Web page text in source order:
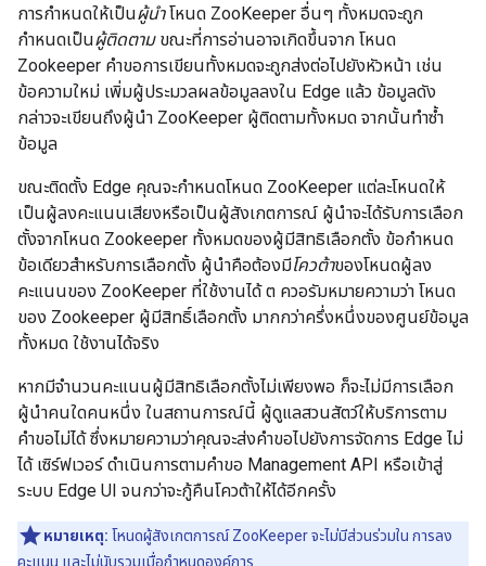
การกำหนดให้เป็นผู้นำโหนด ZooKeeper อื่นๆ ทั้งหมดจะถูก
กำหนดเป็นผู้ติดตามขณะที่การอ่านอาจเกิดขึ้นจาก โหนด
Zookeeper คำขอการเขียนทั้งหมดจะถูกส่งต่อไปยังหัวหน้า เช่น
ข้อความใหม่ เพิ่มผู้ประมวลผลข้อมูลลงใน Edge แล้ว ข้อมูลดัง
กล่าวจะเขียนถึงผู้นำ ZooKeeper ผู้ติดตามทั้งหมด จากนั้นทำซ้ำ
ข้อมูล
ขณะติดตั้ง Edge คุณจะกำหนดโหนด ZooKeeper แต่ละโหนดให้
เป็นผู้ลงคะแนนเสียงหรือเป็นผู้สังเกตการณ์ ผู้นำจะได้รับการเลือก
ตั้งจากโหนด Zookeeper ทั้งหมดของผู้มีสิทธิเลือกตั้ง ข้อกำหนด
ข้อเดียวสำหรับการเลือกตั้ง ผู้นำคือต้องมีโควต้าของโหนดผู้ลง
คะแนนของ ZooKeeper ที่ใช้งานได้ ต ควอรัมหมายความว่า โหนด
ของ Zookeeper ผู้มีสิทธิ์เลือกตั้ง มากกว่าครึ่งหนึ่งของศูนย์ข้อมูล
ทั้งหมด ใช้งานได้จริง
หากมีจำนวนคะแนนผู้มีสิทธิเลือกตั้งไม่เพียงพอ ก็จะไม่มีการเลือก
ผู้นำคนใดคนหนึ่ง ในสถานการณ์นี้ ผู้ดูแลสวนสัตว์ให้บริการตาม
คำขอไม่ได้ ซึ่งหมายความว่าคุณจะส่งคำขอไปยังการจัดการ Edge ไม่
ได้ เซิร์ฟเวอร์ ดำเนินการตามคำขอ Management API หรือเข้าสู่
ระบบ Edge UI จนกว่าจะกู้คืนโควต้าให้ได้อีกครั้ง
หมายเหตุ: โหนดผู้สังเกตการณ์ ZooKeeper จะไม่มีส่วนร่วมใน การลง
คะแนน และไม่นับรวมเมื่อกำหนดองค์การ